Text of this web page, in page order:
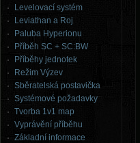
Levelovací systém
Leviathan a Roj
Paluba Hyperionu
Příběh SC + SC:BW
Příběhy jednotek
Režim Výzev
Sběratelská postavička
Systémové požadavky
Tvorba 1v1 map
Vyprávění příběhu
Základní informace